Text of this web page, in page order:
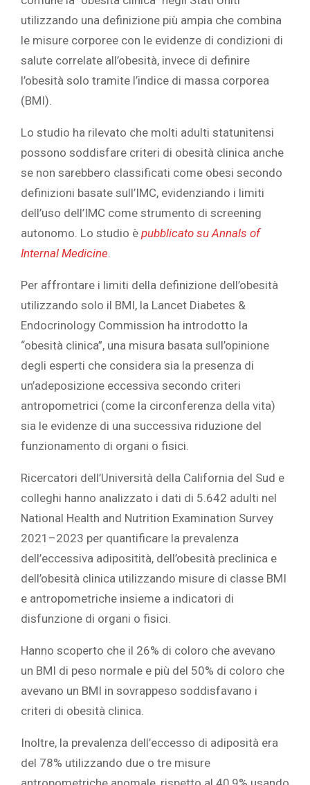
utilizzando una definizione più ampia che combina
le misure corporee con le evidenze di condizioni di
salute correlate all’obesità, invece di definire
l’obesità solo tramite l’indice di massa corporea
(BMI).
Lo studio ha rilevato che molti adulti statunitensi
possono soddisfare criteri di obesità clinica anche
se non sarebbero classificati come obesi secondo
definizioni basate sull’IMC, evidenziando i limiti
dell’uso dell’IMC come strumento di screening
autonomo. Lo studio è pubblicato su Annals of
Internal Medicine.
Per affrontare i limiti della definizione dell’obesità
utilizzando solo il BMI, la Lancet Diabetes &
Endocrinology Commission ha introdotto la
“obesità clinica”, una misura basata sull’opinione
degli esperti che considera sia la presenza di
un’adeposizione eccessiva secondo criteri
antropometrici (come la circonferenza della vita)
sia le evidenze di una successiva riduzione del
funzionamento di organi o fisici.
Ricercatori dell’Università della California del Sud e
colleghi hanno analizzato i dati di 5.642 adulti nel
National Health and Nutrition Examination Survey
2021–2023 per quantificare la prevalenza
dell’eccessiva adipositità, dell’obesità preclinica e
dell’obesità clinica utilizzando misure di classe BMI
e antropometriche insieme a indicatori di
disfunzione di organi o fisici.
Hanno scoperto che il 26% di coloro che avevano
un BMI di peso normale e più del 50% di coloro che
avevano un BMI in sovrappeso soddisfavano i
criteri di obesità clinica.
Inoltre, la prevalenza dell’eccesso di adiposità era
del 78% utilizzando due o tre misure